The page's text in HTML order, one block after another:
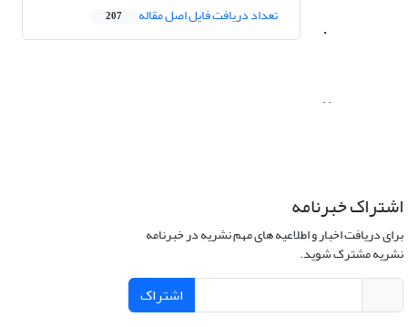
.
. .
تعداد دریافت فایل اصل مقاله 207
اشتراک خبرنامه
برای دریافت اخبار و اطلاعیه های مهم نشریه در خبرنامه
نشریه مشترک شوید.
اشتراک